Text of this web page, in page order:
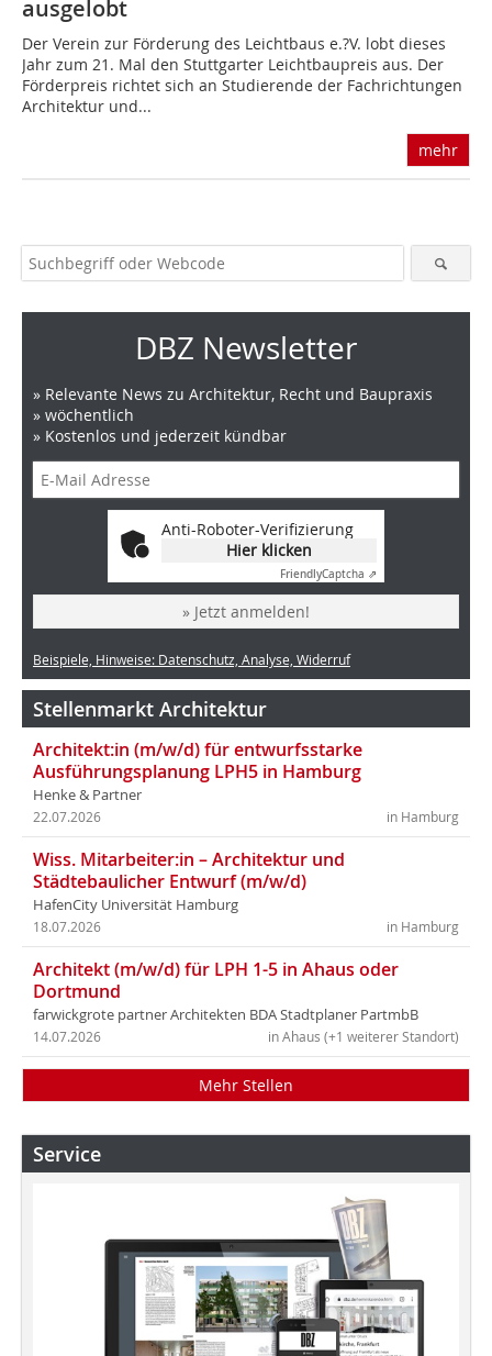
ausgelobt
Der Verein zur Förderung des Leichtbaus e.?V. lobt dieses
Jahr zum 21. Mal den Stuttgarter Leichtbaupreis aus. Der
Förderpreis richtet sich an Studierende der Fachrichtungen
Architektur und...
mehr
DBZ Newsletter
» Relevante News zu Architektur, Recht und Baupraxis
» wöchentlich
» Kostenlos und jederzeit kündbar
Anti-Roboter-Verifizierung
Hier klicken
FriendlyCaptcha ⇗
» Jetzt anmelden!
Beispiele, Hinweise: Datenschutz, Analyse, Widerruf
Stellenmarkt Architektur
Architekt:in (m/w/d) für entwurfsstarke
Ausführungsplanung LPH5 in Hamburg
Henke & Partner
in Hamburg
22.07.2026
Wiss. Mitarbeiter:in – Architektur und
Städtebaulicher Entwurf (m/w/d)
HafenCity Universität Hamburg
in Hamburg
18.07.2026
Architekt (m/w/d) für LPH 1-5 in Ahaus oder
Dortmund
farwickgrote partner Architekten BDA Stadtplaner PartmbB
in Ahaus (+1 weiterer Standort)
14.07.2026
Mehr Stellen
Service